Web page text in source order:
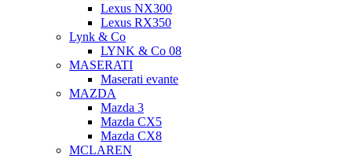
Lexus NX300
Lexus RX350
Lynk & Co
LYNK & Co 08
MASERATI
Maserati evante
MAZDA
Mazda 3
Mazda CX5
Mazda CX8
MCLAREN